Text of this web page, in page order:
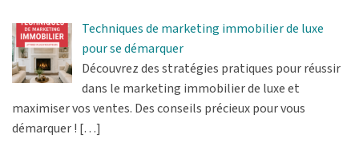
Techniques de marketing immobilier de luxe
pour se démarquer
Découvrez des stratégies pratiques pour réussir
dans le marketing immobilier de luxe et
maximiser vos ventes. Des conseils précieux pour vous
démarquer ! […]